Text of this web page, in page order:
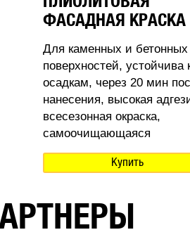
ФАСАДНАЯ КРАСКА
Для каменных и бетонных
поверхностей, устойчива
осадкам, через 20 мин
нанесения, высокая
всесезонная окраска,
самоочищающаяся
Купить